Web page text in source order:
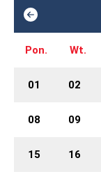
Pon. Wt.
01 02
08 09
15 16